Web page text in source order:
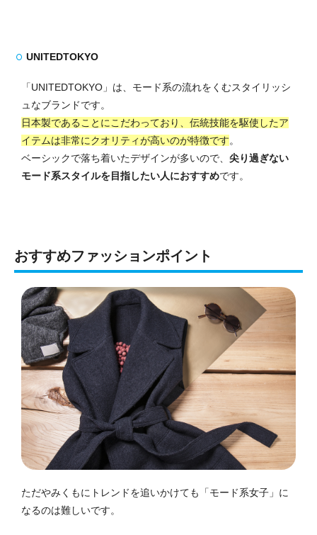
UNITEDTOKYO
「UNITEDTOKYO」は、モード系の流れをくむスタイリッシ
ュなブランドです。
日本製であることにこだわっており、伝統技能を駆使したア
イテムは非常にクオリティが高いのが特徴です。
ベーシックで落ち着いたデザインが多いので、 尖り過ぎない
モード系スタイルを目指したい人におすすめです。
おすすめファッションポイント
ただやみくもにトレンドを追いかけても「モード系女子」に
なるのは難しいです。